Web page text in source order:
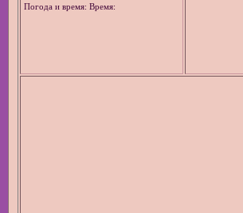
Погода и время: Время: